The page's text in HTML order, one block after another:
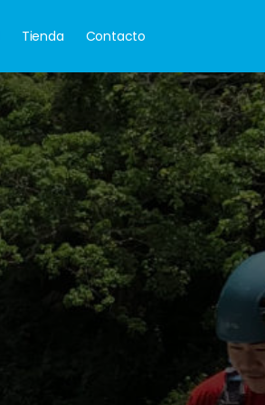
Tienda Contacto